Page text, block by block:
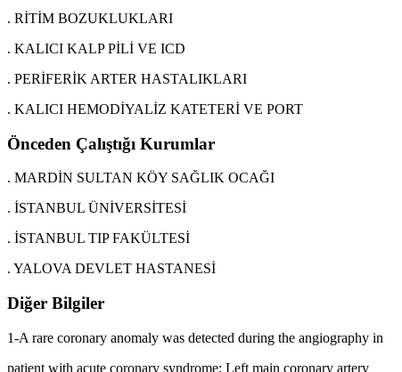
. RİTİM BOZUKLUKLARI
. KALICI KALP PİLİ VE ICD
. PERİFERİK ARTER HASTALIKLARI
. KALICI HEMODİYALİZ KATETERİ VE PORT
Önceden Çalıştığı Kurumlar
. MARDİN SULTAN KÖY SAĞLIK OCAĞI
. İSTANBUL ÜNİVERSİTESİ
. İSTANBUL TIP FAKÜLTESİ
. YALOVA DEVLET HASTANESİ
Diğer Bilgiler
1-A rare coronary anomaly was detected during the angiography in
patient with acute coronary syndrome; Left main coronary artery